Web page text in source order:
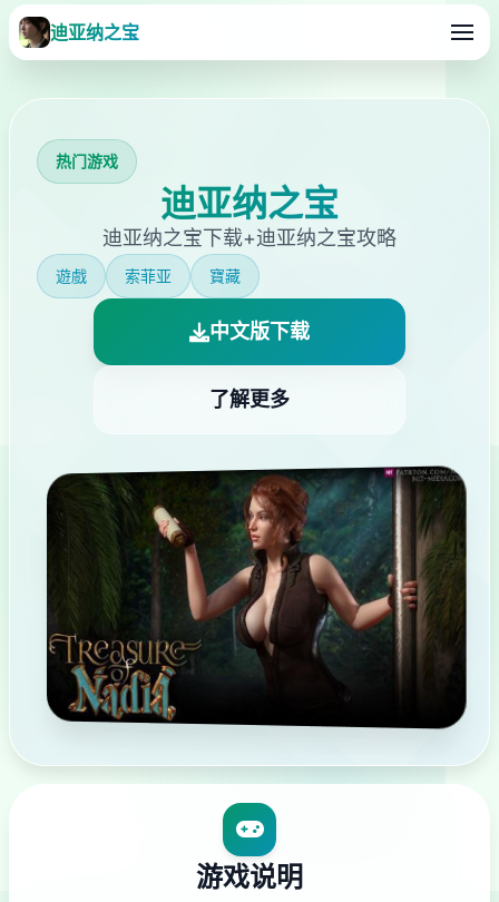
迪亚纳之宝
热门游戏
迪亚纳之宝
迪亚纳之宝下载+迪亚纳之宝攻略
遊戲 索菲亚 寶藏
中文版下载
了解更多
游戏说明